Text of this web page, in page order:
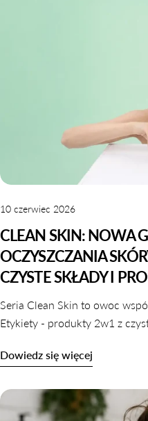
10 czerwiec 2026
CLEAN SKIN: NOWA
OCZYSZCZANIA
CZYSTE SKŁADY I
Seria Clean Skin to owoc
Etykiety - produkty 2w1 z
dlaczego oczyszczanie nie
Dowiedz się więcej